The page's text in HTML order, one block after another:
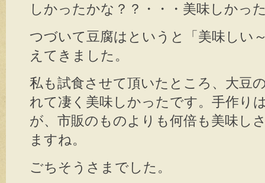
しかったかな？？・・・美味しかっ
つづいて豆腐はというと「美味しい
えてきました。
私も試食させて頂いたところ、大豆
れて凄く美味しかったです。手作り
が、市販のものよりも何倍も美味し
ますね。
ごちそうさまでした。